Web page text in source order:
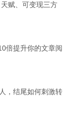
赋、可变现三方
倍提升你的文章阅
，结尾如何刺激转